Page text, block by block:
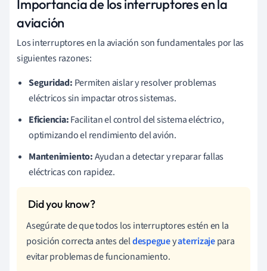
Importancia de los interruptores en la
aviación
Los interruptores en la aviación son fundamentales por las
siguientes razones:
Seguridad: Permiten aislar y resolver problemas
eléctricos sin impactar otros sistemas.
Eficiencia:Facilitan el control del sistema eléctrico,
optimizando el rendimiento del avión.
Mantenimiento:Ayudan a detectar y reparar fallas
eléctricas con rapidez.
Asegúrate de que todos los interruptores estén en la
posición correcta antes deldespegueyaterrizajepara
evitar problemas de funcionamiento.